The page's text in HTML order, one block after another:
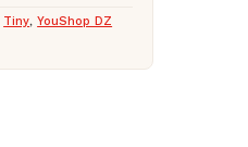
Tiny,YouShop DZ